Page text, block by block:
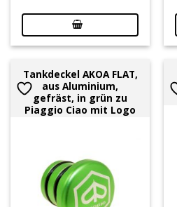
Tankdeckel AKOA FLAT,
aus Aluminium,
gefräst, in grün zu
Piaggio Ciao mit Logo